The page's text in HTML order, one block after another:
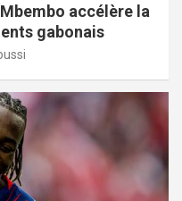
accélère la
gabonais